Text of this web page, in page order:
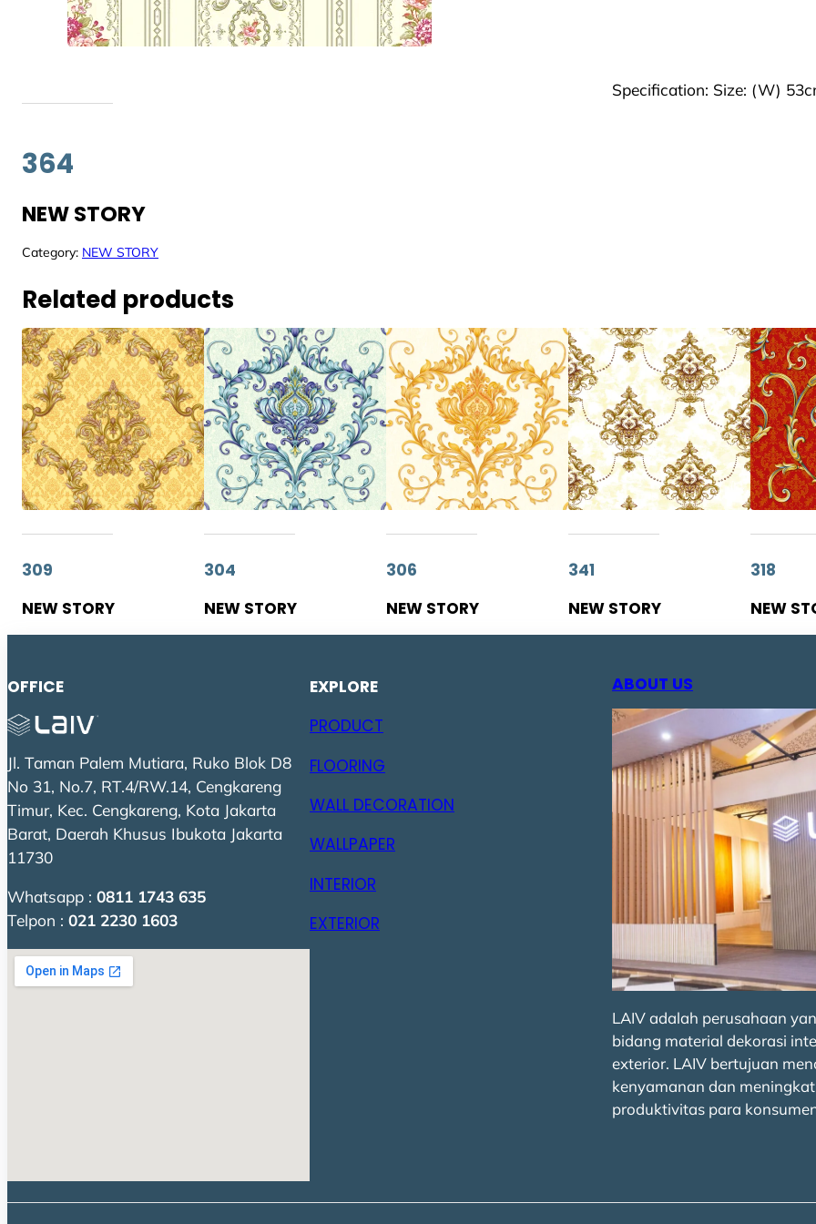
364
NEW STORY
Specification: Size: (W)
Category: NEW STORY
Related products
309
NEW STORY
304
NEW STORY
306
NEW STORY
341
NEW STORY
318
NEW
OFFICE
Jl. Taman Palem Mutiara, Ruko Blok D8
No 31, No.7, RT.4/RW.14, Cengkareng
Timur, Kec. Cengkareng, Kota Jakarta
Barat, Daerah Khusus Ibukota Jakarta
11730
Whatsapp : 0811 1743 635
Telpon : 021 2230 1603
EXPLORE
PRODUCT
FLOORING
WALL DECORATION
WALLPAPER
INTERIOR
EXTERIOR
ABOUT US
LAIV adalah perusahaan
bidang material dekorasi
exterior. LAIV bertujuan
kenyamanan dan
produktivitas para